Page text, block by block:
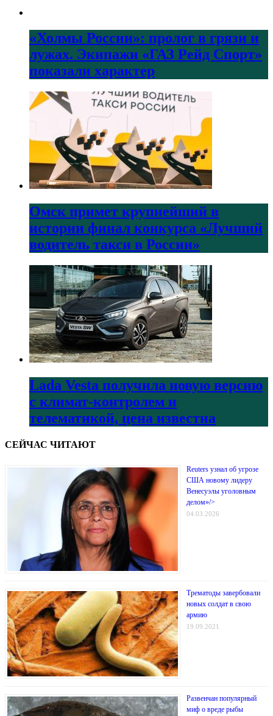
«Холмы России»: пролог в грязи и
лужах. Экипажи «ГАЗ Рейд Спорт»
показали характер
Омск примет крупнейший в
истории финал конкурса «Лучший
водитель такси в России»
Lada Vesta получила новую версию
с климат-контролем и
телематикой, цена известна
СЕЙЧАС ЧИТАЮТ
Reuters узнал об угрозе
США новому лидеру
Венесуэлы уголовным
делом»/>
04.03.2026
Трематоды завербовали
новых солдат в свою
армию
19.09.2021
Развенчан популярный
миф о вреде рыбы